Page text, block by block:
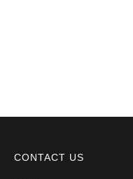
CONTACT US